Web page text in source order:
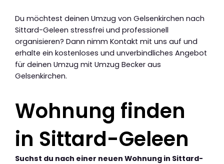
Du möchtest deinen Umzug von Gelsenkirchen nach
Sittard-Geleen stressfrei und professionell
organisieren? Dann nimm Kontakt mit uns auf und
erhalte ein kostenloses und unverbindliches Angebot
für deinen Umzug mit Umzug Becker aus
Gelsenkirchen.
Wohnung finden
in Sittard-Geleen
Suchst du nach einer neuen Wohnung in Sittard-